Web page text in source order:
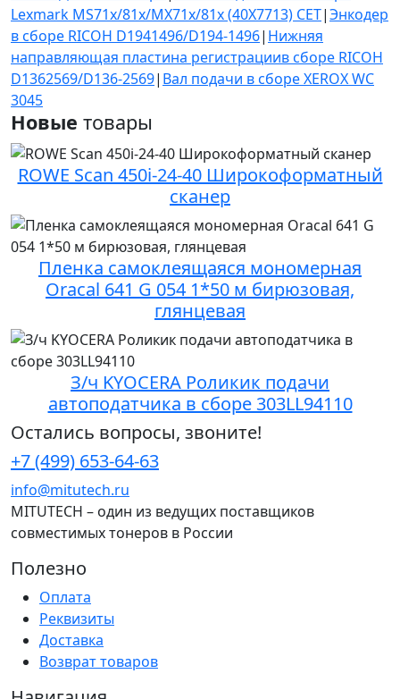
Lexmark MS71x/81x/MX71x/81x (40X7713) CET|Энкодер
в сборе RICOH D1941496/D194-1496| Нижняя
направляющая пластина регистрациив сборе RICOH
D1362569/D136-2569| Вал подачи в сборе XEROX WC
3045
Новые товары
ROWE Scan 450i-24-40 Широкоформатный
сканер
Пленка самоклеящаяся мономерная
Oracal 641 G 054 1*50 м бирюзовая,
глянцевая
З/ч KYOCERA Роликик подачи
автоподатчика в сборе 303LL94110
Остались вопросы, звоните!
+7 (499) 653-64-63
info@mitutech.ru
MITUTECH – один из ведущих поставщиков
совместимых тонеров в России
Полезно
Оплата
Реквизиты
Доставка
Возврат товаров